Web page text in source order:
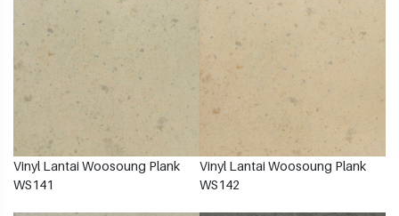
Vinyl Lantai Woosoung Plank
WS141
Vinyl Lantai Woosoung Plank
WS142